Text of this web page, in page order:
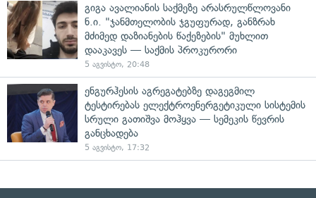
გიგა ავალიანის საქმეზე არასრულწლოვანი
ნ.ი. "ჯანმთელობის ჯგუფურად, განზრახ
მძიმედ დაზიანების წაქეზების" მუხლით
დააკავეს — საქმის პროკურორი
5 აგვისტო, 20:48
ენგურჰესის აგრეგატებზე დაგეგმილ
ტესტირებას ელექტროენერგეტიკული სისტემის
სრული გათიშვა მოჰყვა — სემეკის წევრის
განცხადება
5 აგვისტო, 17:32